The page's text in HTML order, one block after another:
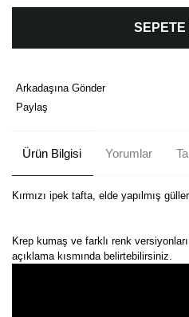
SEPETE
Arkadaşına Gönder
Paylaş
Ürün Bilgisi Yorumlar
Kırmızı ipek tafta, elde yapılmış
Krep kumaş ve farklı renk
açıklama kısmında belirtebilirsiniz.